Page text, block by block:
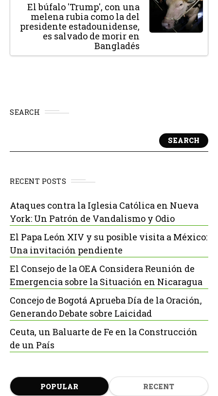
El búfalo 'Trump', con una
melena rubia como la del
presidente estadounidense,
es salvado de morir en
Bangladés
SEARCH
SEARCH
RECENT POSTS
Ataques contra la Iglesia Católica en Nueva
York: Un Patrón de Vandalismo y Odio
El Papa León XIV y su posible visita a México:
Una invitación pendiente
El Consejo de la OEA Considera Reunión de
Emergencia sobre la Situación en Nicaragua
Concejo de Bogotá Aprueba Día de la Oración,
Generando Debate sobre Laicidad
Ceuta, un Baluarte de Fe en la Construcción
de un País
POPULAR RECENT